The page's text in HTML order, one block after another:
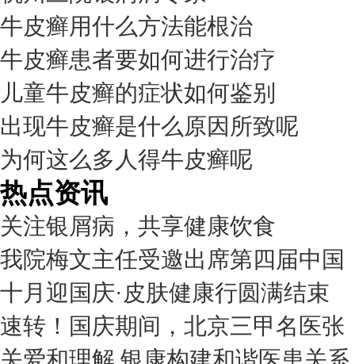
牛皮癣用什么方法能根治
牛皮癣患者要如何进行治疗
儿童牛皮癣的症状如何鉴别
出现牛皮癣是什么原因所致呢
为何这么多人得牛皮癣呢
热点资讯
关注银屑病，共享健康饮食
我院梅文主任受邀出席第四届中国
十月迎国庆·皮肤健康行圆满结束
速转！国庆期间，北京三甲名医张